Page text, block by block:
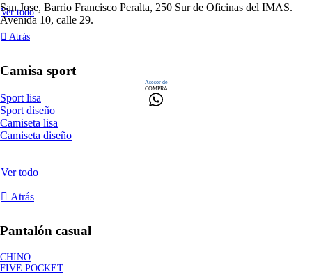
Ver todo
Atrás
Camisa sport
Sport lisa
Sport diseño
Camiseta lisa
Camiseta diseño
Ver todo
Atrás
Pantalón casual
CHINO
FIVE POCKET
San Jose, Barrio Francisco Peralta, 250 Sur de Oficinas del IMAS.
Avenida 10, calle 29.
Asesor de
COMPRA